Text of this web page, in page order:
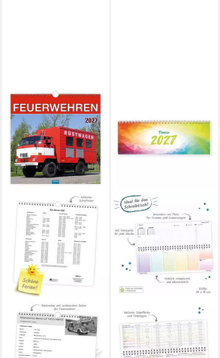
TRÖTSCH VERLAG
Wandkalender TRÖTSCH -
Technikkalender
Feuerwehren 2027
14,15 €
TRÖTSCH VERLAG
Querkalender TRÖTSCH -
Schreibtischquerkalender
Timer Farben (eine Woche 2...
9,45 €